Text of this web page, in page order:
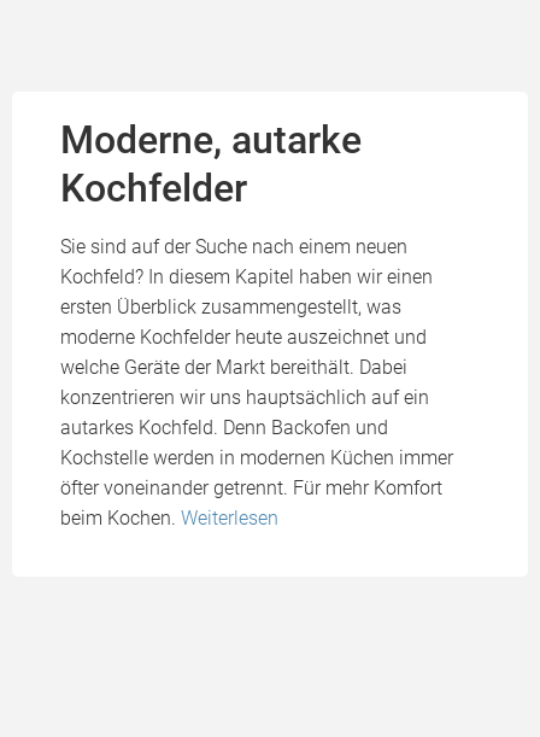
Moderne, autarke
Kochfelder
Sie sind auf der Suche nach einem neuen
Kochfeld? In diesem Kapitel haben wir einen
ersten Überblick zusammengestellt, was
moderne Kochfelder heute auszeichnet und
welche Geräte der Markt bereithält. Dabei
konzentrieren wir uns hauptsächlich auf ein
autarkes Kochfeld. Denn Backofen und
Kochstelle werden in modernen Küchen immer
öfter voneinander getrennt. Für mehr Komfort
beim Kochen. Weiterlesen